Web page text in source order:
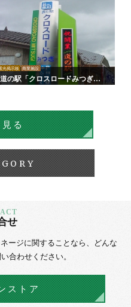
光掲示板 商業施設
道の駅「クロスロードみつぎ」L
ED電光掲示板
見る
せ
ージに関することなら、
どんな
合わせください。
ストア